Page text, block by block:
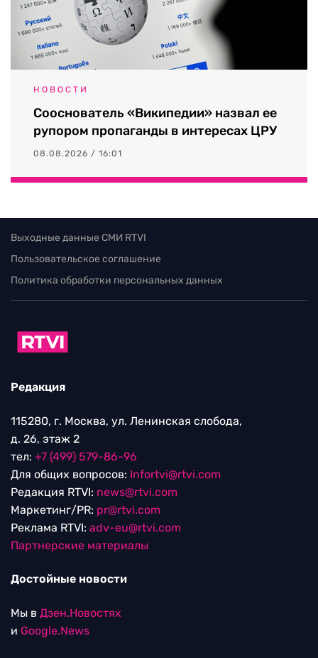
НОВОСТИ
Сооснователь «Википедии» назвал ее
рупором пропаганды в интересах ЦРУ
08.08.2026 / 16:01
Выходные данные СМИ RTVI
Пользовательское соглашение
Политика обработки персональных данных
Редакция
115280, г. Москва, ул. Ленинская слобода,
д. 26, этаж 2
тел: +7 (499) 579-86-96
Для общих вопросов: Infortvi@rtvi.com
Редакция RTVI: news@rtvi.com
Маркетинг/PR: pr@rtvi.com
Реклама RTVI: adv-eu@rtvi.com
Партнерские материалы
Достойные новости
Мы в Дзен.Новостях
и Google.News